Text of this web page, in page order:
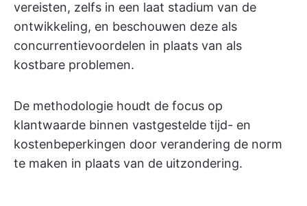
vereisten, zelfs in een laat stadium van de
ontwikkeling, en beschouwen deze als
concurrentievoordelen in plaats van als
kostbare problemen.
De methodologie houdt de focus op
klantwaarde binnen vastgestelde tijd- en
kostenbeperkingen door verandering de norm
te maken in plaats van de uitzondering.